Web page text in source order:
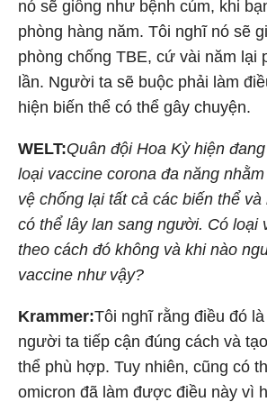
nó sẽ giống như bệnh cúm, khi
phòng hàng năm. Tôi nghĩ nó sẽ
phòng chống TBE, cứ vài năm lại
lần. Người ta sẽ buộc phải làm
hiện biến thể có thể gây chuyện.
WELT:Quân đội Hoa Kỳ hiện
loại vaccine corona đa năng
vệ chống lại tất cả các biến thể
có thể lây lan sang người. Có loại
theo cách đó không và khi nào
vaccine như vậy?
Krammer:Tôi nghĩ rằng điều đó
người ta tiếp cận đúng cách và
thể phù hợp. Tuy nhiên, cũng có
omicron đã làm được điều này vì